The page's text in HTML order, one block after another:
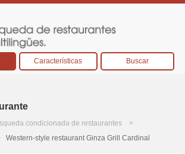
Características Buscar
condicionada de restaurantes
Western-style restaurant Ginza Grill Cardinal